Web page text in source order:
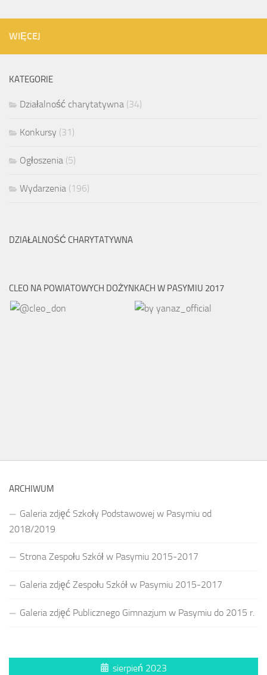
WIĘCEJ
KATEGORIE
Działalność charytatywna (34)
Konkursy (31)
Ogłoszenia (5)
Wydarzenia (196)
DZIAŁALNOŚĆ CHARYTATYWNA
CLEO NA POWIATOWYCH DOŻYNKACH W PASYMIU 2017
ARCHIWUM
Galeria zdjęć Szkoły Podstawowej w Pasymiu od
2018/2019
Strona Zespołu Szkół w Pasymiu 2015-2017
Galeria zdjęć Zespołu Szkół w Pasymiu 2015-2017
Galeria zdjęć Publicznego Gimnazjum w Pasymiu do 2015 r.
sierpień 2023